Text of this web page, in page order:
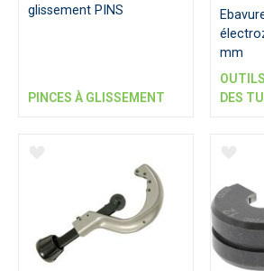
glissement PINS
PINCES À GLISSEMENT
mm
DES